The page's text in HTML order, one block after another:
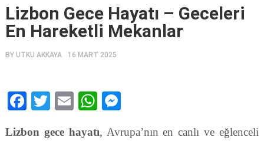
Lizbon Gece Hayatı – Geceleri
En Hareketli Mekanlar
BY UTKU AKKAYA 16 MART 2025
Facebook
TwitterEmailWhatsApp
Lizbon gece hayatı, Avrupa’nın en canlı ve eğlenceli